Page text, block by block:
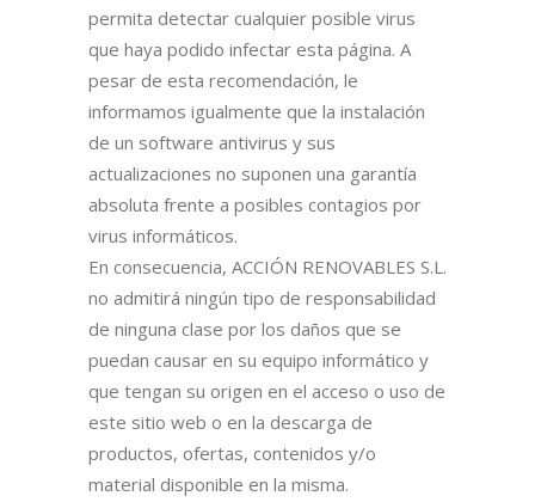
permita detectar cualquier posible virus
que haya podido infectar esta página. A
pesar de esta recomendación, le
informamos igualmente que la instalación
de un software antivirus y sus
actualizaciones no suponen una garantía
absoluta frente a posibles contagios por
virus informáticos.
En consecuencia, ACCIÓN RENOVABLES S.L.
no admitirá ningún tipo de responsabilidad
de ninguna clase por los daños que se
puedan causar en su equipo informático y
que tengan su origen en el acceso o uso de
este sitio web o en la descarga de
productos, ofertas, contenidos y/o
material disponible en la misma.